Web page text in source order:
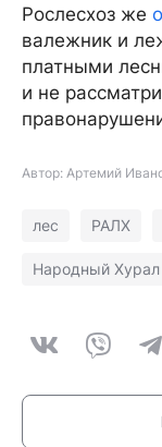
Рослесхоз же
валежник и
платными
и не
Автор: Артемий
лес РАЛХ
Народный Хурал